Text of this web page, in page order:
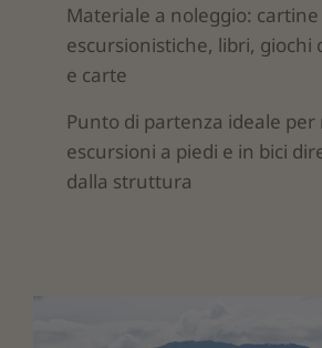
Materiale a noleggio: cartine
escursionistiche, libri, giochi
e carte
Punto di partenza ideale
escursioni a piedi e in bici
dalla struttura